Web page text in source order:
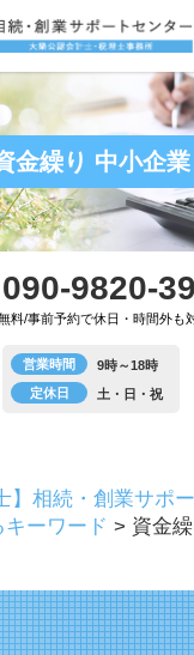
金繰り 中小企業
090-9820-
料/事前予約で休日・時間外も
営業時間
9時～18時
定休日
土・日・祝
】相続・創業サポ
ーワード > 資金